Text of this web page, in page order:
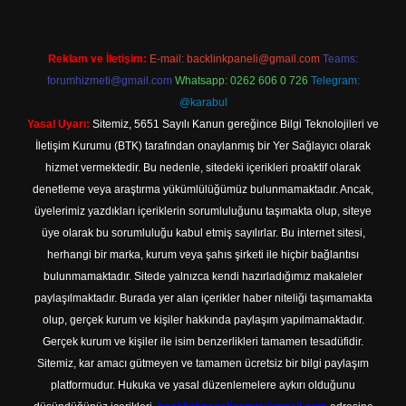
Reklam ve İletişim: E-mail: backlinkpaneli@gmail.com Teams:
forumhizmeti@gmail.com Whatsapp: 0262 606 0 726 Telegram:
@karabul
Yasal Uyarı: Sitemiz, 5651 Sayılı Kanun gereğince Bilgi Teknolojileri ve
İletişim Kurumu (BTK) tarafından onaylanmış bir Yer Sağlayıcı olarak
hizmet vermektedir. Bu nedenle, sitedeki içerikleri proaktif olarak
denetleme veya araştırma yükümlülüğümüz bulunmamaktadır. Ancak,
üyelerimiz yazdıkları içeriklerin sorumluluğunu taşımakta olup, siteye
üye olarak bu sorumluluğu kabul etmiş sayılırlar. Bu internet sitesi,
herhangi bir marka, kurum veya şahıs şirketi ile hiçbir bağlantısı
bulunmamaktadır. Sitede yalnızca kendi hazırladığımız makaleler
paylaşılmaktadır. Burada yer alan içerikler haber niteliği taşımamakta
olup, gerçek kurum ve kişiler hakkında paylaşım yapılmamaktadır.
Gerçek kurum ve kişiler ile isim benzerlikleri tamamen tesadüfidir.
Sitemiz, kar amacı gütmeyen ve tamamen ücretsiz bir bilgi paylaşım
platformudur. Hukuka ve yasal düzenlemelere aykırı olduğunu